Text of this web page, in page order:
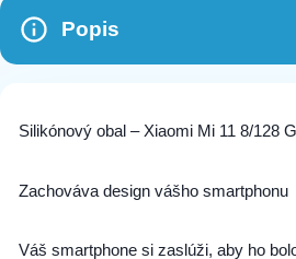
Popis
Silikónový obal – Xiaomi Mi 11 8/128
Zachováva design vášho smartphonu
Váš smartphone si zaslúži, aby ho